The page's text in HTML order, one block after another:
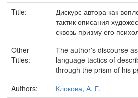
Title:
Дискурс автора как
тактик описания
сквозь призму его
Other
Titles:
The author’s discourse
language tactics of
through the prism of his
Authors:
Клокова, А. Г.